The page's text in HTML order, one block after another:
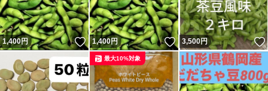
1,400円 いいね！
1,400円 いいね！
3,500円
最大10%対象